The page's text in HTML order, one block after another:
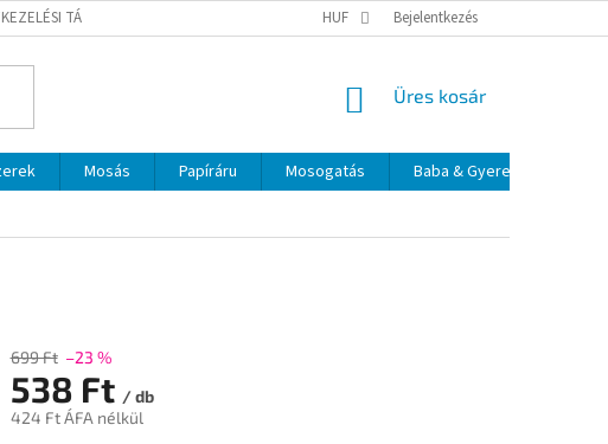
TÁJÉKOZTATÓ HUF Bejelentkezés
KOSÁR
Üres kosár
Mosás Papíráru Mosogatás Baba & Gyerek
699 Ft –23 %
538 Ft / db
424 Ft ÁFA nélkül